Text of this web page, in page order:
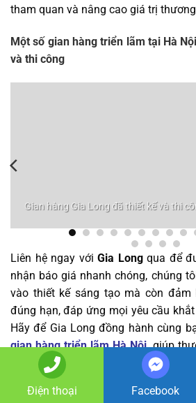
tham quan và nâng cao giá trị
Một số gian hàng triển lãm tại Hà
và thi công
Gian hàng Gia Long đã thiết kế và thi
Liên hệ ngay vớiGia Longqua để
nhận báo giá nhanh chóng, chúng
vào thiết kế sáng tạo mà còn
đúng hạn, đáp ứng mọi yêu cầu
Hãy để Gia Long đồng hành cùng
gian hàng triển lãm Hà Nội,giúp
sáng và để lại dấu ấn sâu đậm
Điện thoại Facebook